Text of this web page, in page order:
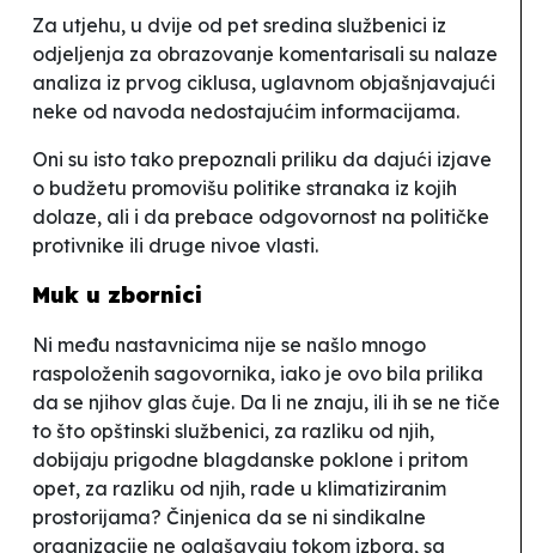
Za utjehu, u dvije od pet sredina službenici iz
odjeljenja za obrazovanje komentarisali su nalaze
analiza iz prvog ciklusa, uglavnom objašnjavajući
neke od navoda nedostajućim informacijama.
Oni su isto tako prepoznali priliku da dajući izjave
o budžetu promovišu politike stranaka iz kojih
dolaze, ali i da prebace odgovornost na političke
protivnike ili druge nivoe vlasti.
Muk u zbornici
Ni među nastavnicima nije se našlo mnogo
raspoloženih sagovornika, iako je ovo bila prilika
da se njihov glas čuje. Da li ne znaju, ili ih se ne tiče
to što opštinski službenici, za razliku od njih,
dobijaju prigodne blagdanske poklone i pritom
opet, za razliku od njih, rade u klimatiziranim
prostorijama? Činjenica da se ni sindikalne
organizacije ne oglašavaju tokom izbora, sa